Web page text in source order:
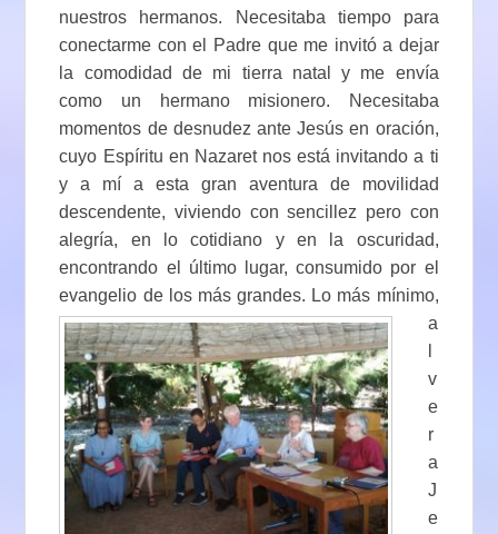
nuestros hermanos. Necesitaba tiempo para
conectarme con el Padre que me invitó a dejar
la comodidad de mi tierra natal y me envía
como un hermano misionero. Necesitaba
momentos de desnudez ante Jesús en oración,
cuyo Espíritu en Nazaret nos está invitando a ti
y a mí a esta gran aventura de movilidad
descendente, viviendo con sencillez pero con
alegría, en lo cotidiano y en la oscuridad,
encontrando el último lugar, consumido por el
evangelio de los más grandes. Lo más mínimo,
a
v
e
r
a
J
e